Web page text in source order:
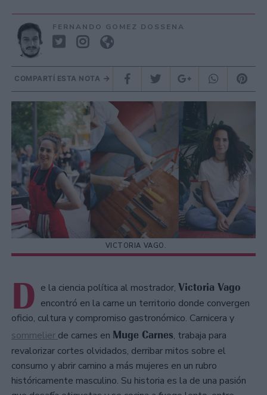
FERNANDO GOMEZ DOSSENA
COMPARTÍ ESTA NOTA
VICTORIA VAGO.
D e la ciencia política al mostrador, Victoria Vago
encontró en la carne un territorio donde convergen
oficio, cultura y compromiso gastronómico. Carnicera y
sommelier de carnes en Muge Carnes, trabaja para
revalorizar cortes olvidados, derribar mitos sobre el
consumo y abrir camino a más mujeres en un rubro
históricamente masculino. Su historia es la de una pasión